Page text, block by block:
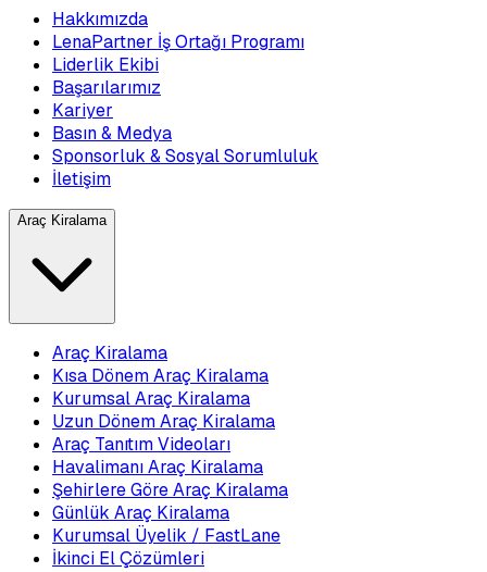
Hakkımızda
LenaPartner İş Ortağı Programı
Liderlik Ekibi
Başarılarımız
Kariyer
Basın & Medya
Sponsorluk & Sosyal Sorumluluk
İletişim
Araç Kiralama
Araç Kiralama
Kısa Dönem Araç Kiralama
Kurumsal Araç Kiralama
Uzun Dönem Araç Kiralama
Araç Tanıtım Videoları
Havalimanı Araç Kiralama
Şehirlere Göre Araç Kiralama
Günlük Araç Kiralama
Kurumsal Üyelik / FastLane
İkinci El Çözümleri